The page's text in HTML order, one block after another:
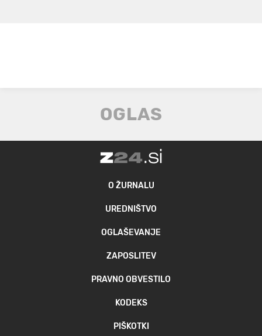
O ŽURNALU
UREDNIŠTVO
OGLAŠEVANJE
ZAPOSLITEV
PRAVNO OBVESTILO
KODEKS
PIŠKOTKI